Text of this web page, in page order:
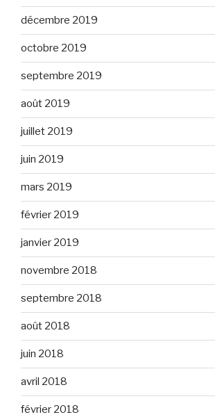
décembre 2019
octobre 2019
septembre 2019
août 2019
juillet 2019
juin 2019
mars 2019
février 2019
janvier 2019
novembre 2018
septembre 2018
août 2018
juin 2018
avril 2018
février 2018